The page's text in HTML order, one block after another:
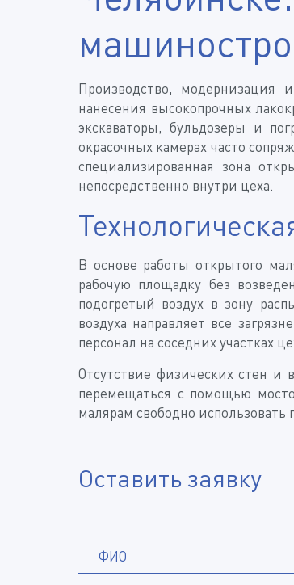
Производство, модернизация
нанесения высокопрочных
экскаваторы, бульдозеры и
окрасочных камерах часто
специализированная зона
непосредственно внутри цеха.
В основе работы открытого
рабочую площадку без
подогретый воздух в зону
воздуха направляет все
персонал на соседних участках
Отсутствие физических стен и
перемещаться с помощью
малярам свободно
Оставить заявку
ФИО